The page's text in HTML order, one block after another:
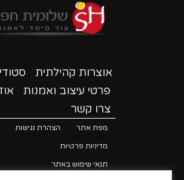
אוצרות קהילתית
סטודיו
פרטי עיצוב ואמנות
צרו קשר
מפת אתר הצהרת נגישות
מדיניות פרטיות
תנאי שימוש באתר